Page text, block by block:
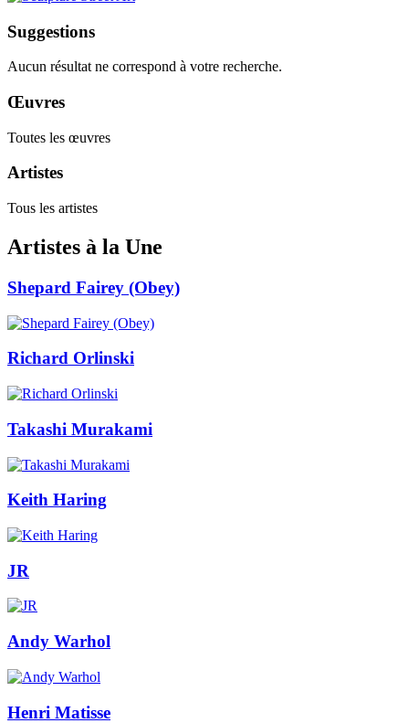
Suggestions
Aucun résultat ne correspond à votre recherche.
Œuvres
Toutes les œuvres
Artistes
Tous les artistes
Artistes à la Une
Shepard Fairey (Obey)
Richard Orlinski
Takashi Murakami
Keith Haring
JR
Andy Warhol
Henri Matisse